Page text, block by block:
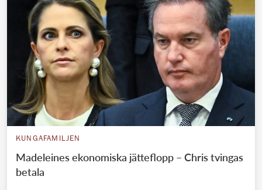
KUNGAFAMILJEN
Madeleines ekonomiska jätteflopp – Chris tvingas
betala